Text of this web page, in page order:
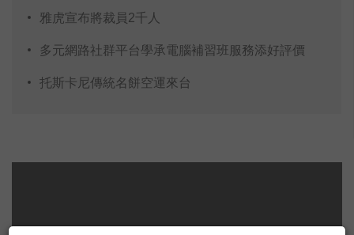
雅虎宣布將裁員2千人
多元網路社群平台學承電腦補習班服務添好評價
托斯卡尼傳統名餅空運來台